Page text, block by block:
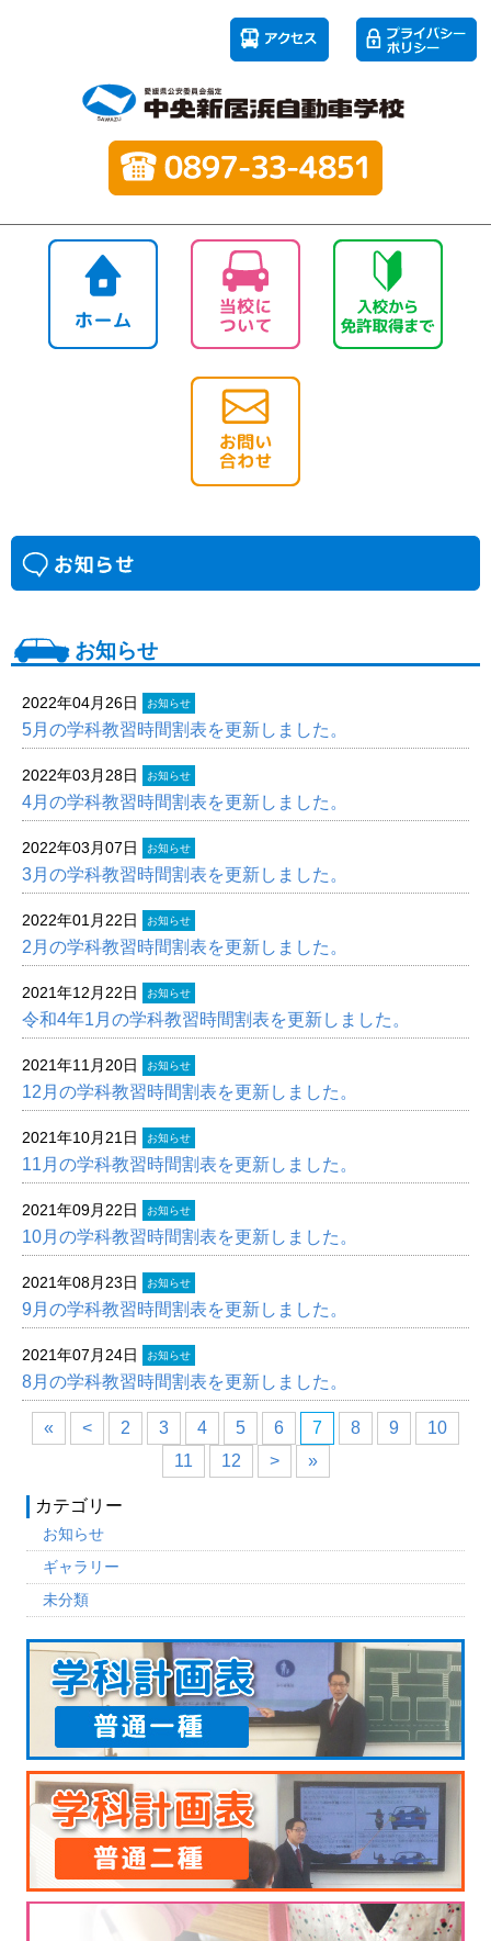
お知らせ
2022年04月26日 お知らせ
5月の学科教習時間割表を更新しました。
2022年03月28日 お知らせ
4月の学科教習時間割表を更新しました。
2022年03月07日 お知らせ
3月の学科教習時間割表を更新しました。
2022年01月22日 お知らせ
2月の学科教習時間割表を更新しました。
2021年12月22日 お知らせ
令和4年1月の学科教習時間割表を更新しました。
2021年11月20日 お知らせ
12月の学科教習時間割表を更新しました。
2021年10月21日 お知らせ
11月の学科教習時間割表を更新しました。
2021年09月22日 お知らせ
10月の学科教習時間割表を更新しました。
2021年08月23日 お知らせ
9月の学科教習時間割表を更新しました。
2021年07月24日 お知らせ
8月の学科教習時間割表を更新しました。
« < 2 3 4 5 6 7 8 9
10
11
12 > »
カテゴリー
お知らせ
ギャラリー
未分類